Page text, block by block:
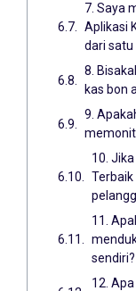
7. Saya
Aplikasi
dari satu
8.
kas bon
9.
10.
Terbaik
11.
sendiri?
12.